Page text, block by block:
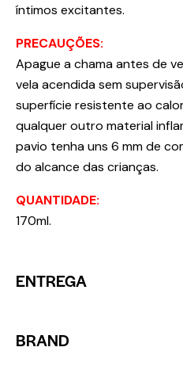
íntimos excitantes.
PRECAUÇÕES:
Apague a chama antes de
vela acendida sem
superfície resistente ao
qualquer outro material
pavio tenha uns 6 mm de
do alcance das crianças.
QUANTIDADE:
170ml.
ENTREGA
BRAND